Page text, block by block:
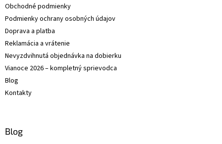
Obchodné podmienky
Podmienky ochrany osobných údajov
Doprava a platba
Reklamácia a vrátenie
Nevyzdvihnutá objednávka na dobierku
Vianoce 2026 – kompletný sprievodca
Blog
Kontakty
Blog